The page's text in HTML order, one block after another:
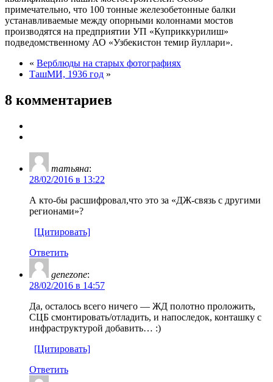
примечательно, что 100 тонные железобетонные балки
устанавливаемые между опорными колоннами мостов
производятся на предприятии УП «Куприккурилиш»
подведомственному АО «Узбекистон темир йуллари».
« Верблюды на старых фотографиях
ТашМИ, 1936 год »
8 комментариев
татьяна:
28/02/2016 в 13:22
А кто-бы расшифровал,что это за «ДЖ-связь с другими
регионами»?
[Цитировать]
Ответить
genezone:
28/02/2016 в 14:57
Да, осталось всего ничего — ЖД полотно проложить,
СЦБ смонтировать/отладить, и напоследок, конташку с
инфраструктурой добавить… :)
[Цитировать]
Ответить